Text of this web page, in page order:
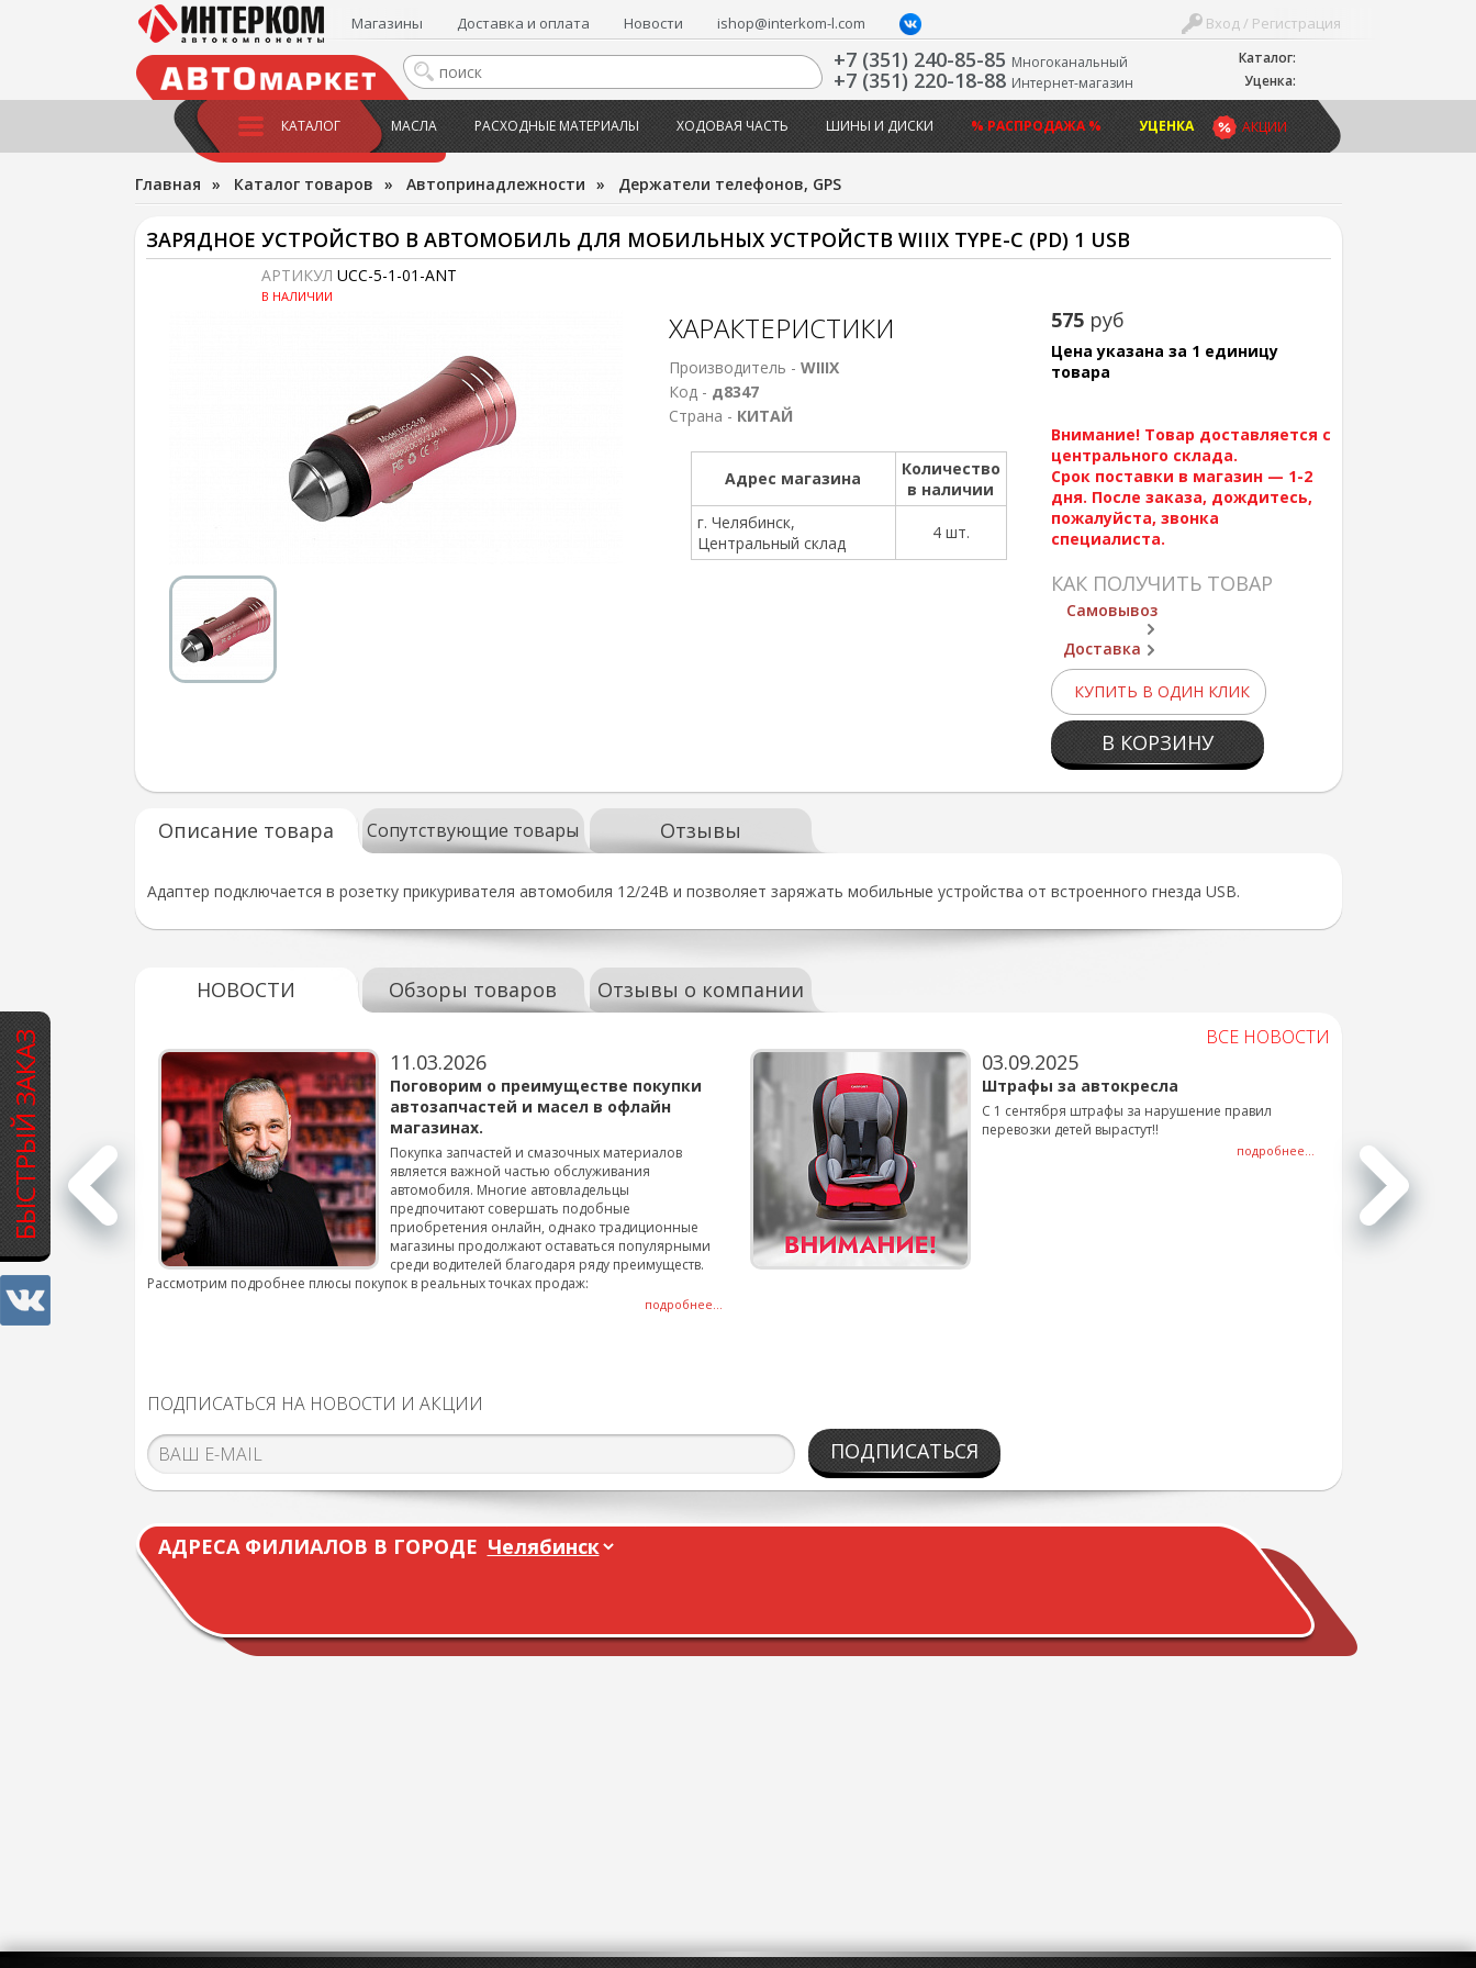
БЫСТРЫЙ ЗАКАЗ
Каталог:
Уценка:
Вход / Регистрация
Магазины Доставка и оплата Новости ishop@interkom-l.com
+7 (351) 240-85-85 Многоканальный
+7 (351) 220-18-88 Интернет-магазин
АКЦИИ
КАТАЛОГ МАСЛА РАСХОДНЫЕ МАТЕРИАЛЫ ХОДОВАЯ ЧАСТЬ ШИНЫ И ДИСКИ % РАСПРОДАЖА % УЦЕНКА
Главная » Каталог товаров » Автопринадлежности » Держатели телефонов, GPS
ЗАРЯДНОЕ УСТРОЙСТВО В АВТОМОБИЛЬ ДЛЯ МОБИЛЬНЫХ УСТРОЙСТВ WIIIX TYPE-C (PD) 1 USB
АРТИКУЛ UCC-5-1-01-ANT
В НАЛИЧИИ
575 руб
Цена указана за 1 единицу
товара
Внимание! Товар доставляется с
центрального склада.
Срок поставки в магазин — 1-2
дня. После заказа, дождитесь,
пожалуйста, звонка
специалиста.
КАК ПОЛУЧИТЬ ТОВАР
Самовывоз
Доставка
КУПИТЬ В ОДИН КЛИК
В КОРЗИНУ
ХАРАКТЕРИСТИКИ
Производитель - WIIIX
Код - д8347
Страна - КИТАЙ
Адрес магазина
Количество
в наличии
г. Челябинск,
Центральный склад
4 шт.
Описание товара Сопутствующие товары Отзывы
Адаптер подключается в розетку прикуривателя автомобиля 12/24В и позволяет заряжать мобильные устройства от встроенного гнезда USB.
НОВОСТИ Обзоры товаров Отзывы о компании
ВСЕ НОВОСТИ
для
смены шин на
подробнее...
11.03.2026
Поговорим о преимуществе покупки
автозапчастей и масел в офлайн
магазинах.
Покупка запчастей и смазочных материалов
является важной частью обслуживания
автомобиля. Многие автовладельцы
предпочитают совершать подобные
приобретения онлайн, однако традиционные
магазины продолжают оставаться популярными
среди водителей благодаря ряду преимуществ.
Рассмотрим подробнее плюсы покупок в реальных точках продаж:
подробнее...
03.09.2025
Штрафы за автокресла
С 1 сентября штрафы за нарушение правил
перевозки детей вырастут!!
подробнее...
ПОДПИСАТЬСЯ НА НОВОСТИ И АКЦИИ
ПОДПИСАТЬСЯ
АДРЕСА ФИЛИАЛОВ В ГОРОДЕ